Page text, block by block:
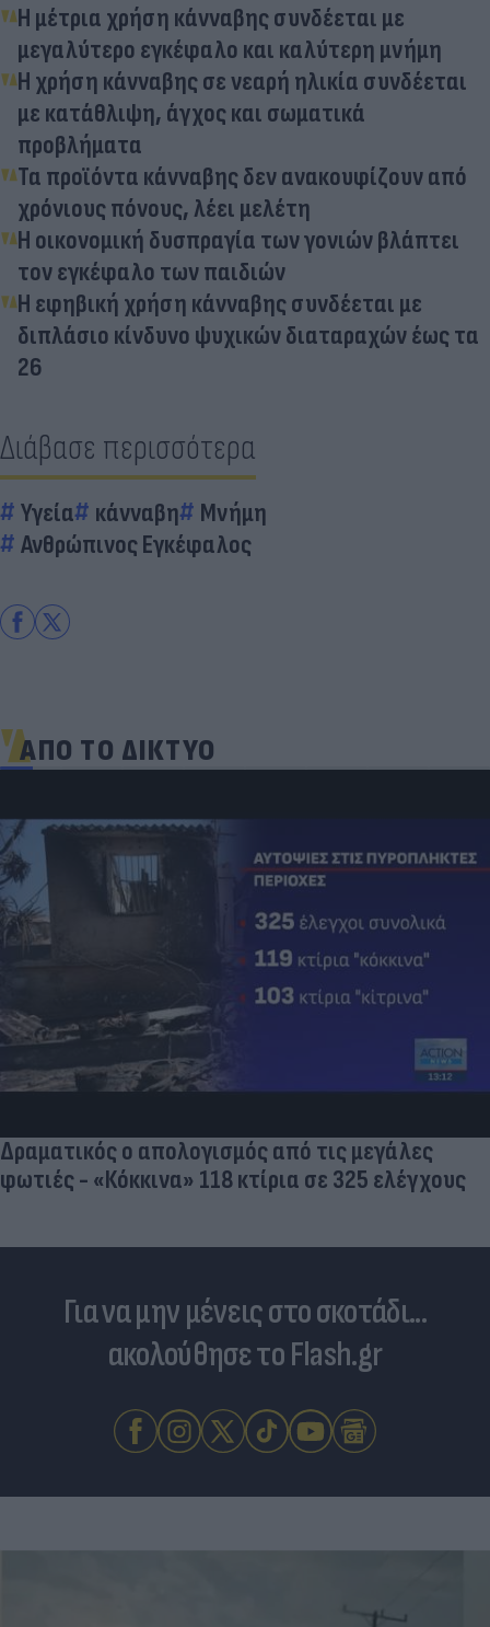
Η μέτρια χρήση κάνναβης συνδέεται με
μεγαλύτερο εγκέφαλο και καλύτερη μνήμη
H χρήση κάνναβης σε νεαρή ηλικία συνδέεται
με κατάθλιψη, άγχος και σωματικά
προβλήματα
Τα προϊόντα κάνναβης δεν ανακουφίζουν από
χρόνιους πόνους, λέει μελέτη
H οικονομική δυσπραγία των γονιών βλάπτει
τον εγκέφαλο των παιδιών
Η εφηβική χρήση κάνναβης συνδέεται με
διπλάσιο κίνδυνο ψυχικών διαταραχών έως τα
26
Διάβασε περισσότερα
Υγεία κάνναβη
Μνήμη
Ανθρώπινος Εγκέφαλος
ΑΠΟ ΤΟ ΔΙΚΤΥΟ
Δραματικός ο απολογισμός από τις μεγάλες
φωτιές - «Κόκκινα» 118 κτίρια σε 325 ελέγχους
Για να μην μένεις στο σκοτάδι...
ακολούθησε το Flash.gr